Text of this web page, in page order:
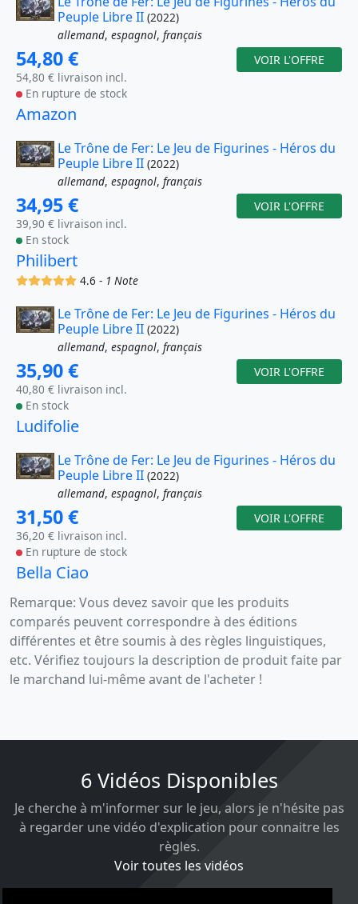
Peuple Libre II (2022)
allemand, espagnol, français
54,80 €
54,80 € livraison incl.
En rupture de stock
VOIR L'OFFRE
Amazon
Le Trône de Fer: Le Jeu de Figurines - Héros du
Peuple Libre II (2022)
allemand, espagnol, français
34,95 €
39,90 € livraison incl.
En stock
VOIR L'OFFRE
Philibert
(x)(x)(x)(x)(x)4.6 - 1 Note
Le Trône de Fer: Le Jeu de Figurines - Héros du
Peuple Libre II (2022)
allemand, espagnol, français
35,90 €
40,80 € livraison incl.
En stock
VOIR L'OFFRE
Ludifolie
Le Trône de Fer: Le Jeu de Figurines - Héros du
Peuple Libre II (2022)
allemand, espagnol, français
31,50 €
36,20 € livraison incl.
En rupture de stock
VOIR L'OFFRE
Bella Ciao
Remarque: Vous devez savoir que les produits
comparés peuvent correspondre à des éditions
différentes et être soumis à des règles linguistiques,
etc. Vérifiez toujours la description de produit faite par
le marchand lui-même avant de l'acheter !
6 Vidéos Disponibles
Je cherche à m'informer sur le jeu, alors je n'hésite pas
à regarder une vidéo d'explication pour connaitre les
règles.
Voir toutes les vidéos